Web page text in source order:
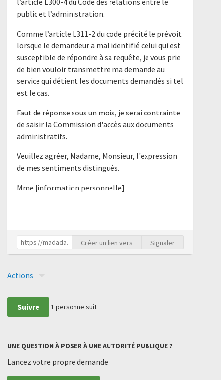
l’article L300-4 du Code des relations entre le
public et l’administration.
Comme l’article L311-2 du code précité le prévoit
lorsque le demandeur a mal identifié celui qui est
susceptible de répondre à sa requête, je vous prie
de bien vouloir transmettre ma demande au
service qui détient les documents demandés si tel
est le cas.
Faut de réponse sous un mois, je serai contrainte
de saisir la Commission d'accès aux documents
administratifs.
Veuillez agréer, Madame, Monsieur, l'expression
de mes sentiments distingués.
Mme [information personnelle]
Créer un lien vers Signaler
Actions
Suivre 1 personne suit
UNE QUESTION À POSER À UNE AUTORITÉ PUBLIQUE ?
Lancez votre propre demande